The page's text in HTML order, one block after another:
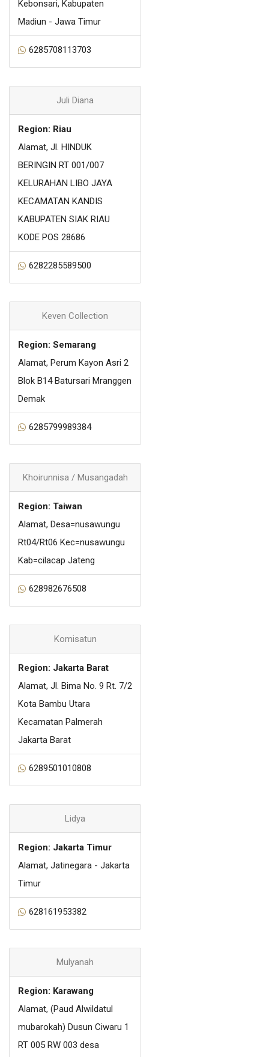
Kebonsari, Kabupaten
Madiun - Jawa Timur
6285708113703
Juli Diana
Region: Riau
Alamat, Jl. HINDUK
BERINGIN RT 001/007
KELURAHAN LIBO JAYA
KECAMATAN KANDIS
KABUPATEN SIAK RIAU
KODE POS 28686
6282285589500
Keven Collection
Region: Semarang
Alamat, Perum Kayon Asri 2
Blok B14 Batursari Mranggen
Demak
6285799989384
Khoirunnisa / Musangadah
Region: Taiwan
Alamat, Desa=nusawungu
Rt04/Rt06 Kec=nusawungu
Kab=cilacap Jateng
628982676508
Komisatun
Region: Jakarta Barat
Alamat, Jl. Bima No. 9 Rt. 7/2
Kota Bambu Utara
Kecamatan Palmerah
Jakarta Barat
6289501010808
Lidya
Region: Jakarta Timur
Alamat, Jatinegara - Jakarta
Timur
628161953382
Mulyanah
Region: Karawang
Alamat, (Paud Alwildatul
mubarokah) Dusun Ciwaru 1
RT 005 RW 003 desa